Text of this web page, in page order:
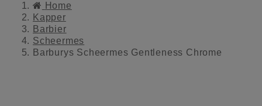
Home
Kapper
Barbier
Scheermes
Barburys Scheermes Gentleness Chrome